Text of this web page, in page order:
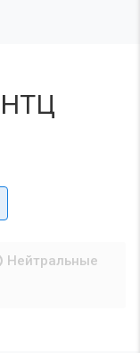
Нейтральные